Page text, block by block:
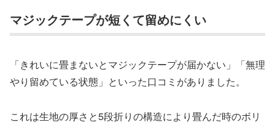
マジックテープが短くて留めにくい
「きれいに畳まないとマジックテープが届かない」「無理
やり留めている状態」といった口コミがありました。
これは生地の厚さと5段折りの構造により畳んだ時のボリ